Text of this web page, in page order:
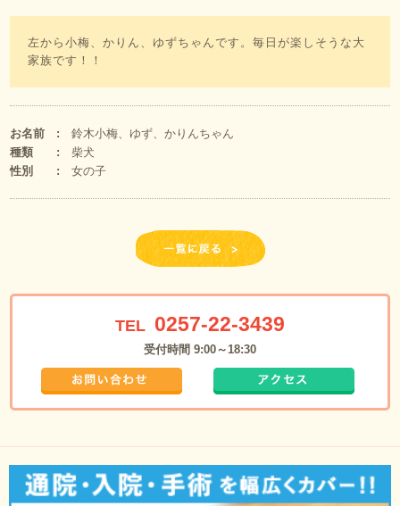
左から小梅、かりん、ゆずちゃんです。毎日が楽しそうな大
家族です！！
お名前
鈴木小梅、ゆず、かりんちゃん
種類
柴犬
性別
女の子
TEL 0257-22-3439
受付時間 9:00～18:30